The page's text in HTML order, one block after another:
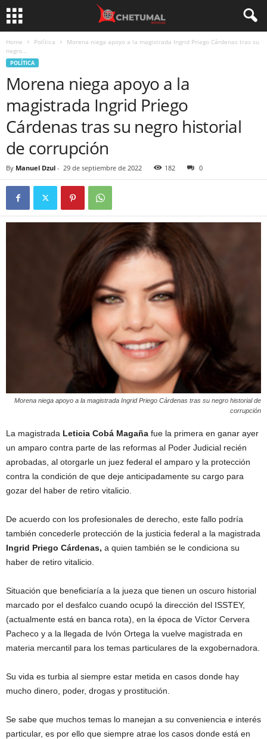
Home Política
Morena niega apoyo a la magistrada Ingrid Priego Cárdenas tras su
negro...
POLÍTICA
Morena niega apoyo a la
magistrada Ingrid Priego
Cárdenas tras su negro historial
de corrupción
By Manuel Dzul - 29 de septiembre de 2022 182 0
Morena niega apoyo a la magistrada Ingrid Priego Cárdenas tras su negro historial de
corrupción
La magistrada Leticia Cobá Magaña fue la primera en ganar ayer
un amparo contra parte de las reformas al Poder Judicial recién
aprobadas, al otorgarle un juez federal el amparo y la protección
contra la condición de que deje anticipadamente su cargo para
gozar del haber de retiro vitalicio.
De acuerdo con los profesionales de derecho, este fallo podría
también concederle protección de la justicia federal a la magistrada
Ingrid Priego Cárdenas, a quien también se le condiciona su
haber de retiro vitalicio.
Situación que beneficiaría a la jueza que tienen un oscuro historial
marcado por el desfalco cuando ocupó la dirección del ISSTEY,
(actualmente está en banca rota), en la época de Víctor Cervera
Pacheco y a la llegada de Ivón Ortega la vuelve magistrada en
materia mercantil para los temas particulares de la exgobernadora.
Su vida es turbia al siempre estar metida en casos donde hay
mucho dinero, poder, drogas y prostitución.
Se sabe que muchos temas lo manejan a su conveniencia e interés
particular, es por ello que siempre atrae los casos donde está en